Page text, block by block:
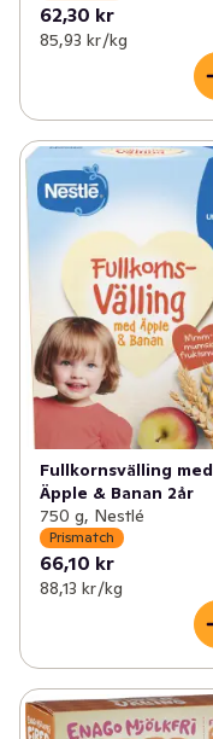
62,30 kr
85,93 kr /kg
Fullkornsvälling med
Äpple & Banan 2år
750 g, Nestlé
Prismatch
66,10 kr
88,13 kr /kg